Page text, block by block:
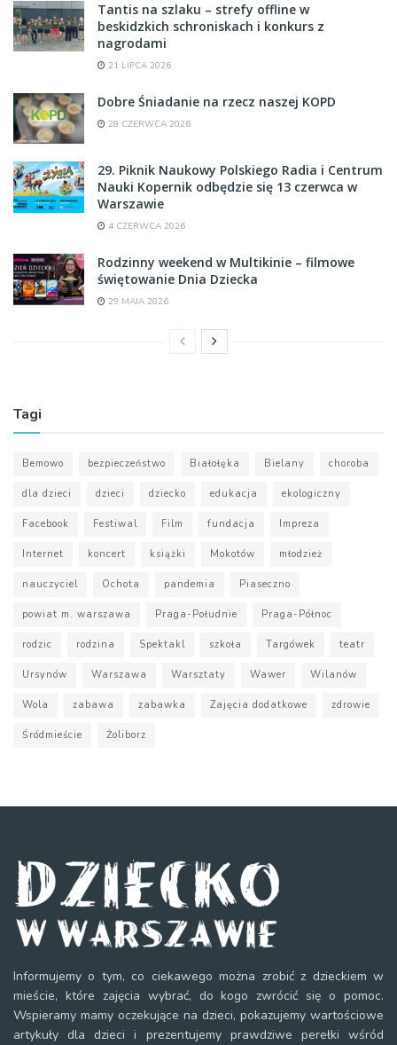
Tantis na szlaku – strefy offline w
beskidzkich schroniskach i konkurs z
nagrodami
21 LIPCA 2026
Dobre Śniadanie na rzecz naszej KOPD
28 CZERWCA 2026
29. Piknik Naukowy Polskiego Radia i Centrum
Nauki Kopernik odbędzie się 13 czerwca w
Warszawie
4 CZERWCA 2026
Rodzinny weekend w Multikinie – filmowe
świętowanie Dnia Dziecka
29 MAJA 2026
Tagi
Bemowo bezpieczeństwo Białołęka Bielany choroba
dla dzieci dzieci dziecko edukacja ekologiczny
Facebook Festiwal Film fundacja Impreza
Internet koncert książki Mokotów młodzież
nauczyciel Ochota pandemia Piaseczno
powiat m. warszawa Praga-Południe Praga-Północ
rodzic rodzina Spektakl szkoła Targówek teatr
Ursynów Warszawa Warsztaty Wawer Wilanów
Wola zabawa zabawka Zajęcia dodatkowe zdrowie
Śródmieście Żoliborz
Informujemy o tym, co ciekawego można zrobić z dzieckiem w
mieście, które zajęcia wybrać, do kogo zwrócić się o pomoc.
Wspieramy mamy oczekujące na dzieci, pokazujemy wartościowe
artykuły dla dzieci i prezentujemy prawdziwe perełki wśród